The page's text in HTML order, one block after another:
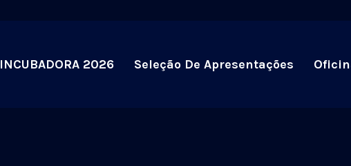
INCUBADORA 2026 Seleção De Apresentações